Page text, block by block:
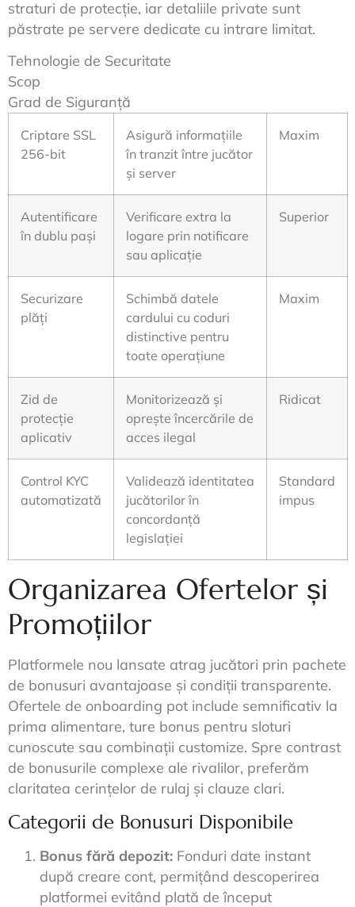
straturi de protecție, iar detaliile private sunt
păstrate pe servere dedicate cu intrare limitat.
Tehnologie de Securitate
Scop
Grad de Siguranță
Criptare SSL
256-bit
Asigură informațiile
în tranzit între jucător
și server
Maxim
Autentificare
în dublu pași
Verificare extra la
logare prin notificare
sau aplicație
Superior
Securizare
plăți
Schimbă datele
cardului cu coduri
distinctive pentru
toate operațiune
Maxim
Zid de
protecție
aplicativ
Monitorizează și
oprește încercările de
acces ilegal
Ridicat
Control KYC
automatizată
Validează identitatea
jucătorilor în
concordanță
legislației
Standard
impus
Organizarea Ofertelor și
Promoțiilor
Platformele nou lansate atrag jucători prin pachete
de bonusuri avantajoase și condiții transparente.
Ofertele de onboarding pot include semnificativ la
prima alimentare, ture bonus pentru sloturi
cunoscute sau combinații customize. Spre contrast
de bonusurile complexe ale rivalilor, preferăm
claritatea cerințelor de rulaj și clauze clari.
Categorii de Bonusuri Disponibile
Bonus fără depozit: Fonduri date instant
după creare cont, permițând descoperirea
platformei evitând plată de început